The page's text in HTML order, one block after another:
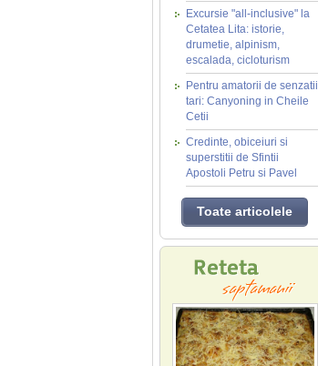
Excursie "all-inclusive" la
Cetatea Lita: istorie,
drumetie, alpinism,
escalada, cicloturism
Pentru amatorii de senzatii
tari: Canyoning in Cheile
Cetii
Credinte, obiceiuri si
superstitii de Sfintii
Apostoli Petru si Pavel
Toate articolele